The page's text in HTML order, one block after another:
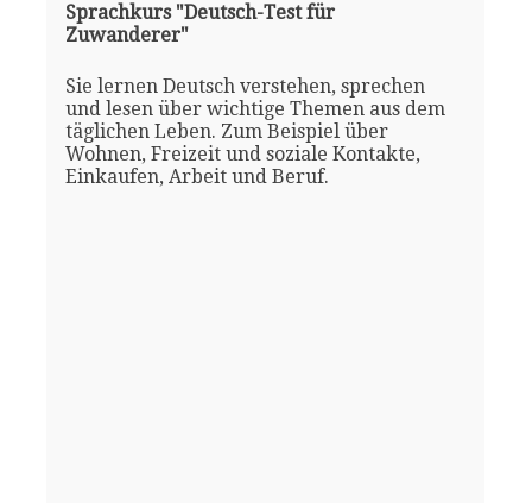
Sprachkurs "Deutsch-Test für
Zuwanderer"
Sie lernen Deutsch verstehen, sprechen
und lesen über wichtige Themen aus dem
täglichen Leben. Zum Beispiel über
Wohnen, Freizeit und soziale Kontakte,
Einkaufen, Arbeit und Beruf.